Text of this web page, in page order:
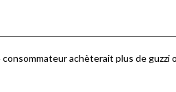
achèterait plus de guzzi